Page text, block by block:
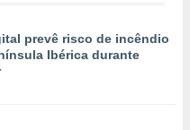
prevê risco de incêndio
Ibérica durante